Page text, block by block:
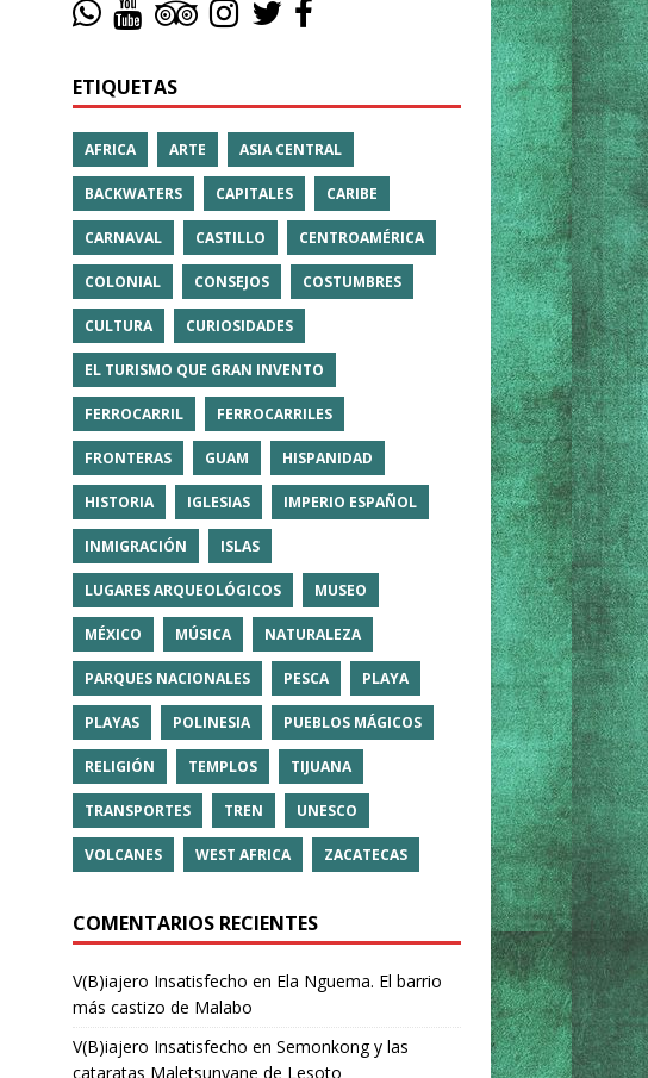
ETIQUETAS
AFRICA ARTE ASIA CENTRAL
BACKWATERS CAPITALES CARIBE
CARNAVAL CASTILLO CENTROAMÉRICA
COLONIAL CONSEJOS COSTUMBRES
CULTURA CURIOSIDADES
EL TURISMO QUE GRAN INVENTO
FERROCARRIL FERROCARRILES
FRONTERAS GUAM HISPANIDAD
HISTORIA IGLESIAS IMPERIO ESPAÑOL
INMIGRACIÓN ISLAS
LUGARES ARQUEOLÓGICOS MUSEO
MÉXICO MÚSICA NATURALEZA
PARQUES NACIONALES PESCA PLAYA
PLAYAS POLINESIA PUEBLOS MÁGICOS
RELIGIÓN TEMPLOS TIJUANA
TRANSPORTES TREN UNESCO
VOLCANES WEST AFRICA ZACATECAS
COMENTARIOS RECIENTES
V(B)iajero Insatisfecho en Ela Nguema. El barrio
más castizo de Malabo
V(B)iajero Insatisfecho en Semonkong y las
cataratas Maletsunyane de Lesoto